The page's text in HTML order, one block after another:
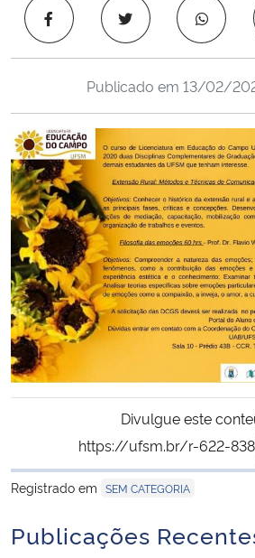
Ministério da Educação
Ministério da Cidadania
Ministério da Saúde
Ministério de Minas e Energia
Ministério da Ciência, Tecnologia, Inovações e
Ministério do Meio Ambiente
Ministério do Turismo
Ministério do Desenvolvimento Regional
Controladoria-Geral da União
Ministério da Mulher, da Família e dos Direitos
Publicado em 13/02/
Divulgue este
https://ufsm.br/r-622-838
Registrado em SEM CATEGORIA
Publicações